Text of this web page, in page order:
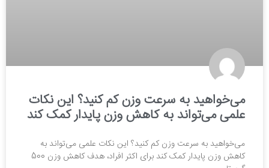
می‌خواهید به سرعت وزن کم کنید؟ این نکات
علمی می‌تواند به کاهش وزن پایدار کمک کند
می‌خواهید به سرعت وزن کم کنید؟ این نکات علمی می‌تواند به
کاهش وزن پایدار کمک کند برای اکثر افراد، هدف کاهش وزن 500